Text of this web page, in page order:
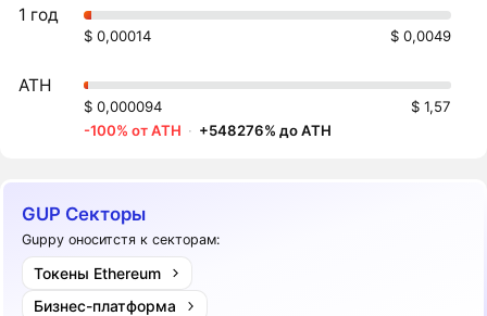
1 год
$ 0,00014 $ 0,0049
ATH
$ 0,000094
$ 1,57
-100% от ATH · +548276% до ATH
GUP Секторы
Guppy оноситстя к секторам:
Токены Ethereum
Бизнес-платформа